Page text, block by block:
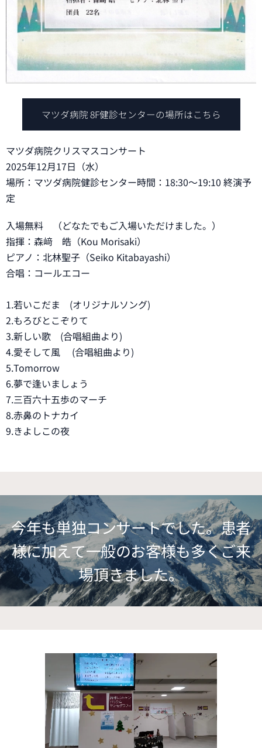
マツダ病院 8F健診センターの場所はこちら
マツダ病院クリスマスコンサート
2025年12月17日（水）
場所：マツダ病院健診センター時間：18:30～19:10 終演予
定
入場無料 （どなたでもご入場いただけました。）
指揮：森﨑 皓（Kou Morisaki）
ピアノ：北林聖子（Seiko Kitabayashi）
合唱：コールエコー
1.若いこだま (オリジナルソング)
2.もろびとこぞりて
3.新しい歌 (合唱組曲より)
4.愛そして風 (合唱組曲より)
5.Tomorrow
6.夢で逢いましょう
7.三百六十五歩のマーチ
8.赤鼻のトナカイ
9.きよしこの夜
今年も単独コンサートでした。患者
様に加えて一般のお客様も多くご来
場頂きました。